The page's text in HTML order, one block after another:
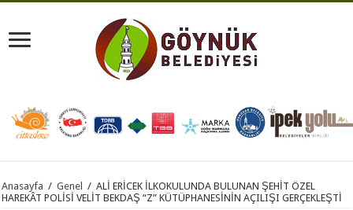
Anasayfa / Genel / ALİ ERİCEK İLKOKULUNDA BULUNAN ŞEHİT ÖZEL
HAREKÂT POLİSİ VELİT BEKDAŞ “Z” KÜTÜPHANESİNİN AÇILIŞI GERÇEKLEŞTİ